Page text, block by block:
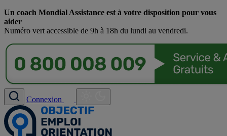
Un coach Mondial Assistance est à votre disposition pour vous
aider
Numéro vert accessible de 9h à 18h du lundi au vendredi.
Connexion